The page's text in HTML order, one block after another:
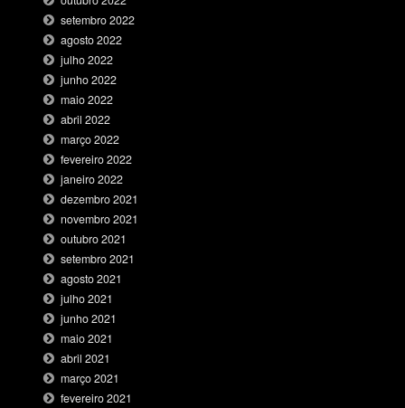
setembro 2022
agosto 2022
julho 2022
junho 2022
maio 2022
abril 2022
março 2022
fevereiro 2022
janeiro 2022
dezembro 2021
novembro 2021
outubro 2021
setembro 2021
agosto 2021
julho 2021
junho 2021
maio 2021
abril 2021
março 2021
fevereiro 2021